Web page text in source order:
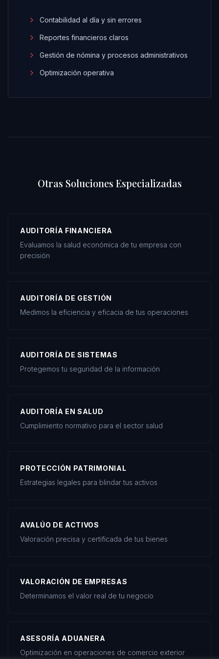
Contabilidad al día y sin errores
Reportes financieros claros
Gestión de nómina y procesos administrativos
Optimización operativa
Otras Soluciones Especializadas
AUDITORÍA FINANCIERA
Evaluamos la salud económica de tu empresa con
precisión
AUDITORÍA DE GESTIÓN
Medimos la eficiencia y eficacia de tus operaciones
AUDITORÍA DE SISTEMAS
Protegemos tu seguridad de la información
AUDITORÍA EN SALUD
Cumplimiento normativo para el sector salud
PROTECCIÓN PATRIMONIAL
Estrategias legales para blindar tus activos
AVALÚO DE ACTIVOS
Valoración precisa y certificada de tus bienes
VALORACIÓN DE EMPRESAS
Determinamos el valor real de tu negocio
ASESORÍA ADUANERA
Optimización en operaciones de comercio exterior